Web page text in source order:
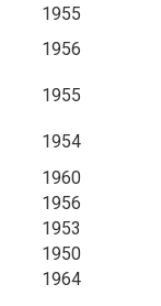
1955
1956
1955
1954
1960
1956
1953
1950
1964